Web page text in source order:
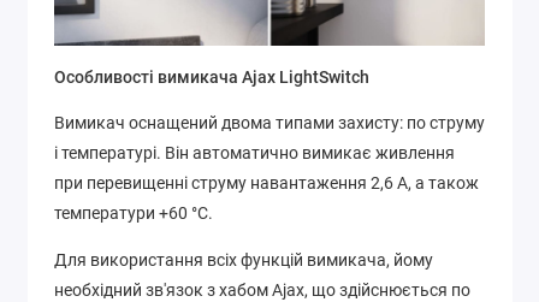
Особливості вимикача Ajax LightSwitch
Вимикач оснащений двома типами захисту: по струму
і температурі. Він автоматично вимикає живлення
при перевищенні струму навантаження 2,6 А, а також
температури +60 °C.
Для використання всіх функцій вимикача, йому
необхідний зв'язок з хабом Ajax, що здійснюється по